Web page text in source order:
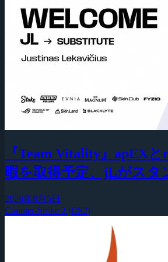
『Team Vitality』apEX
暇を取得予定、jLがスタ
2026年8月5日
Counter-Strike 2 (CS2)